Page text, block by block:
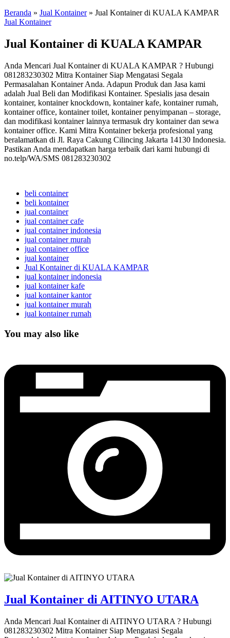
Beranda » Jual Kontainer » Jual Kontainer di KUALA KAMPAR
Jual Kontainer
Jual Kontainer di KUALA KAMPAR
Anda Mencari Jual Kontainer di KUALA KAMPAR ? Hubungi
081283230302 Mitra Kontainer Siap Mengatasi Segala
Permasalahan Kontainer Anda. Adapun Produk dan Jasa kami
adalah Jual Beli dan Modifikasi Kontainer. Spesialis jasa desain
kontainer, kontainer knockdown, kontainer kafe, kontainer rumah,
kontainer office, kontainer toilet, kontainer penyimpanan – storage,
dan modifikasi kontainer lainnya termasuk dry kontainer dan sewa
kontainer office. Kami Mitra Kontainer bekerja profesional yang
beralamatkan di Jl. Raya Cakung Cilincing Jakarta 14130 Indonesia.
Pastikan Anda mendapatkan harga terbaik dari kami hubungi di
no.telp/WA/SMS 081283230302
beli container
beli kontainer
jual container
jual container cafe
jual container indonesia
jual container murah
jual container office
jual kontainer
Jual Kontainer di KUALA KAMPAR
jual kontainer indonesia
jual kontainer kafe
jual kontainer kantor
jual kontainer murah
jual kontainer rumah
You may also like
Jual Kontainer di AITINYO UTARA
Anda Mencari Jual Kontainer di AITINYO UTARA ? Hubungi
081283230302 Mitra Kontainer Siap Mengatasi Segala